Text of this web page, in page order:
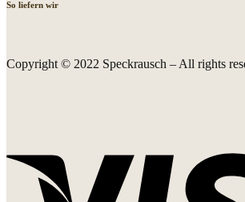
So liefern wir
Copyright © 2022 Speckrausch – All rights